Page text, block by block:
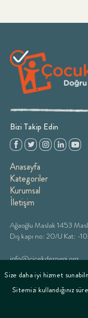
Bizi Takip Edin
Anasayfa
Kategoriler
Kurumsal
İletişim
Ağaoğlu Maslak 1453
Dış kapı no: 20/U Kat: -
info@cicekdernegi.org
+90 216 599 19 94
2020
Size daha iyi hizmet
Sitemizi kullandığınız